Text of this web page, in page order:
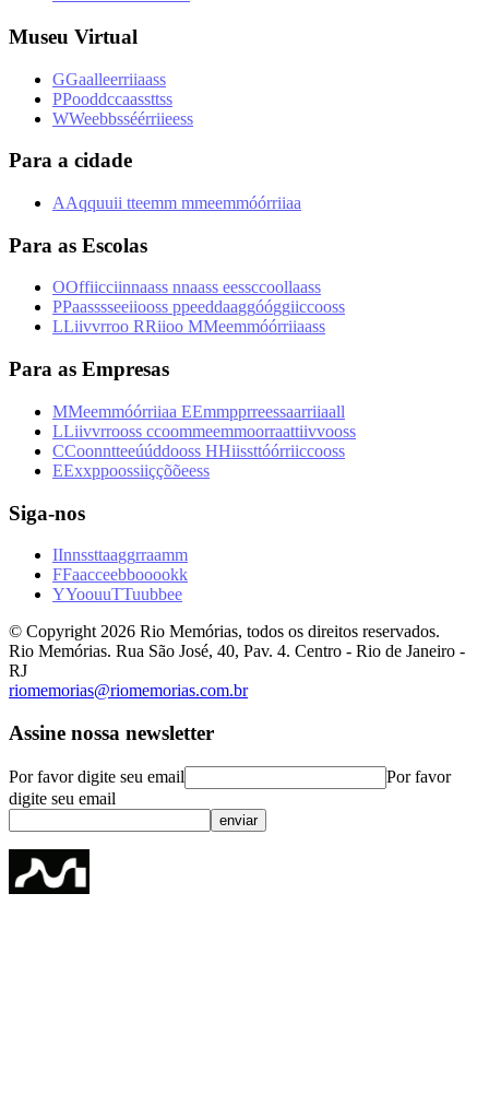
Museu Virtual
GGaalleerriiaass
PPooddccaassttss
WWeebbsséérriieess
Para a cidade
AAqquuii tteemm mmeemmóórriiaa
Para as Escolas
OOffiicciinnaass nnaass eessccoollaass
PPaasssseeiiooss ppeeddaaggóóggiiccooss
LLiivvrroo RRiioo MMeemmóórriiaass
Para as Empresas
MMeemmóórriiaa EEmmpprreessaarriiaall
LLiivvrrooss ccoommeemmoorraattiivvooss
CCoonntteeúúddooss HHiissttóórriiccooss
EExxppoossiiççõõeess
Siga-nos
IInnssttaaggrraamm
FFaacceebbooookk
YYoouuTTuubbee
© Copyright 2026 Rio Memórias, todos os direitos reservados.
Rio Memórias. Rua São José, 40, Pav. 4. Centro - Rio de Janeiro -
RJ
riomemorias@riomemorias.com.br
Assine nossa newsletter
Por favor digite seu email
Por favor
digite seu email
enviar